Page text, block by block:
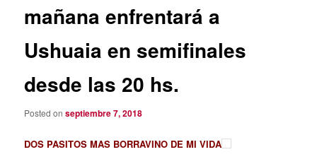
mañana enfrentará a
Ushuaia en semifinales
desde las 20 hs.
Posted onseptiembre 7, 2018
DOS PASITOS MAS BORRAVINO DE MI VIDA